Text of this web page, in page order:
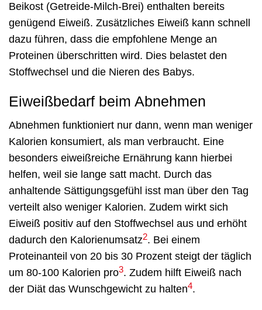
Beikost (Getreide-Milch-Brei) enthalten bereits
genügend Eiweiß. Zusätzliches Eiweiß kann schnell
dazu führen, dass die empfohlene Menge an
Proteinen überschritten wird. Dies belastet den
Stoffwechsel und die Nieren des Babys.
Eiweißbedarf beim Abnehmen
Abnehmen funktioniert nur dann, wenn man weniger
Kalorien konsumiert, als man verbraucht. Eine
besonders eiweißreiche Ernährung kann hierbei
helfen, weil sie lange satt macht. Durch das
anhaltende Sättigungsgefühl isst man über den Tag
verteilt also weniger Kalorien. Zudem wirkt sich
Eiweiß positiv auf den Stoffwechsel aus und erhöht
dadurch den Kalorienumsatz2. Bei einem
Proteinanteil von 20 bis 30 Prozent steigt der täglich
um 80-100 Kalorien pro3. Zudem hilft Eiweiß nach
der Diät das Wunschgewicht zu halten4.